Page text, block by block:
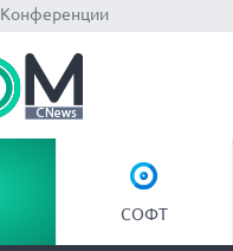
Конференции
СОФТ